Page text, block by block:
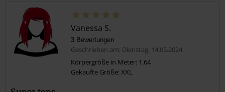
Vanessa S.
3 Bewertungen
Geschrieben am: Dienstag, 14.05.2024
Körpergröße in Meter: 1.64
Gekaufte Größe: XXL